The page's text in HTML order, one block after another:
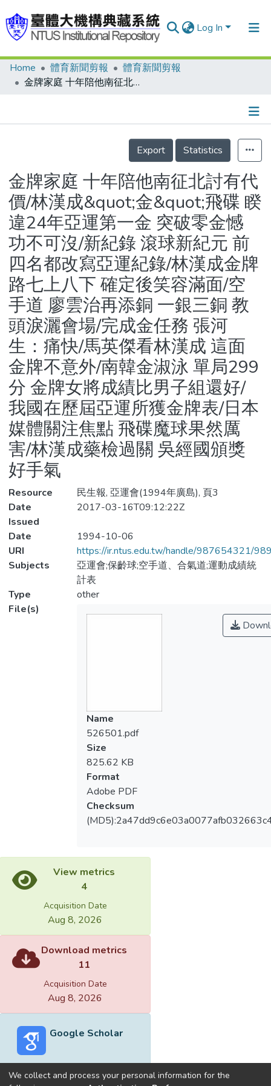
Log In
Communities & Collections
Statistics
Home 體育新聞剪報
體育新聞剪報
金牌家庭 十年陪他南征北討有代價/林漢成&quot;金&quot;飛碟 睽違24年亞運第一金 突破零金憾 功不可沒/新紀錄 滾球新紀元 前四名都改寫亞運紀錄/林漢成金牌路七上八下 確定後笑容滿面/空手道 廖雲治再添銅 一銀三銅 教頭淚灑會場/完成金任務 張河生：痛快/馬英傑看林漢成 這面金牌不意外/南韓金淑泳 單局299分 金牌女將成績比男子組還好/我國在歷屆亞運所獲金牌表/日本媒體關注焦點 飛碟魔球果然厲害/林漢成藥檢過關 吳經國頒獎好手氣
Details
Export
Statistics
金牌家庭 十年陪他南征北討有代
價/林漢成&quot;金&quot;飛碟 睽
違24年亞運第一金 突破零金憾
功不可沒/新紀錄 滾球新紀元 前
四名都改寫亞運紀錄/林漢成金牌
路七上八下 確定後笑容滿面/空
手道 廖雲治再添銅 一銀三銅 教
頭淚灑會場/完成金任務 張河
生：痛快/馬英傑看林漢成 這面
金牌不意外/南韓金淑泳 單局299
分 金牌女將成績比男子組還好/
我國在歷屆亞運所獲金牌表/日本
媒體關注焦點 飛碟魔球果然厲
害/林漢成藥檢過關 吳經國頒獎
好手氣
Resource
民生報, 亞運會(1994年廣島), 頁3
Date
Issued
2017-03-16T09:12:22Z
Date
1994-10-06
URI
https://ir.ntus.edu.tw/handle/987654321/
Subjects
亞運會;保齡球;空手道、合氣道;運動成績統
計表
Type
other
File(s)
Name
526501.pdf
Size
825.62 KB
Format
Adobe PDF
Checksum
View metrics
4
Acquisition Date
Aug 8, 2026
Download metrics
11
Acquisition Date
Aug 8, 2026
Google Scholar
We collect and process your personal information for the